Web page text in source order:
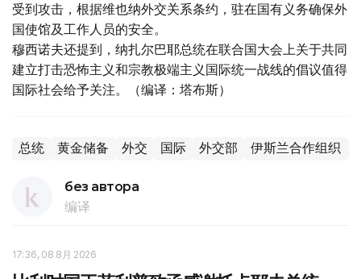
受到攻击，根据维也纳外交关系条约，驻在国有义务确保外
国使馆及工作人员的安全。
穆西诺夫还提到，纳扎尔巴耶总统在联合国大会上关于共同
建立打击恐怖主义和宗教极端主义国际统一战线的倡议值得
国际社会给予关注。（编译：塔布斯）
总统 黄金储备 外交 国际 外交部 伊斯兰合作组织
без автора
编译
17:36, 08 8月 2026